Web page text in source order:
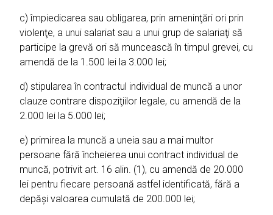
c) împiedicarea sau obligarea, prin ameninţări ori prin
violenţe, a unui salariat sau a unui grup de salariaţi să
participe la grevă ori să muncească în timpul grevei, cu
amendă de la 1.500 lei la 3.000 lei;
d) stipularea în contractul individual de muncă a unor
clauze contrare dispoziţiilor legale, cu amendă de la
2.000 lei la 5.000 lei;
e) primirea la muncă a uneia sau a mai multor
persoane fără încheierea unui contract individual de
muncă, potrivit art. 16 alin. (1), cu amendă de 20.000
lei pentru fiecare persoană astfel identificată, fără a
depăşi valoarea cumulată de 200.000 lei;